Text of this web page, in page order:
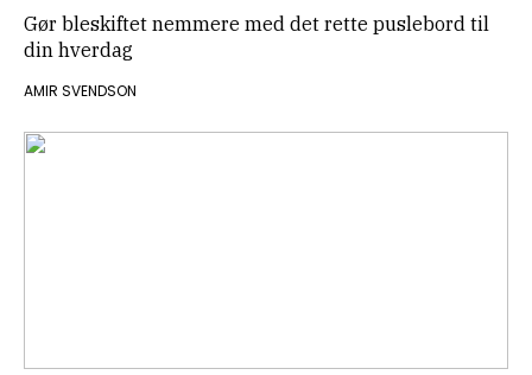
Gør bleskiftet nemmere med det rette puslebord til
din hverdag
AMIR SVENDSON